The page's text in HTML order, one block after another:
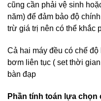
cũng cần phải vệ sinh
năm) để đảm bảo độ
trừ giá trị nên có thể khắc
Cả hai máy đều có chế
bơm liên tục ( set thời
bàn đạp
Phần tính toán lựa